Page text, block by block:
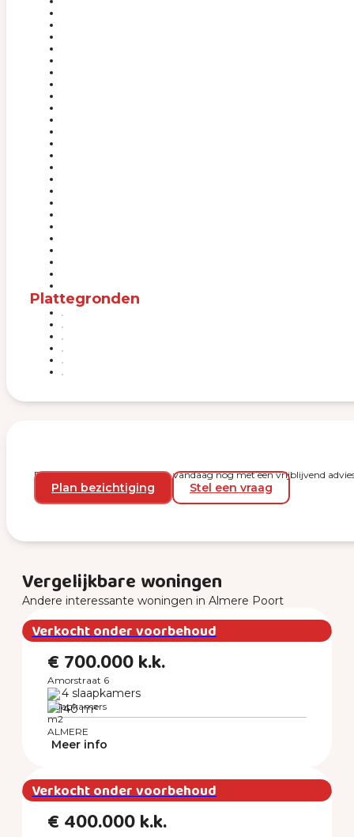
Plattegronden
Plan een bezichtiging en start vandaag nog met een vrijblijvend
Plan bezichtiging Stel een vraag
Vergelijkbare woningen
Andere interessante woningen in Almere Poort
Verkocht onder voorbehoud
€ 700.000 k.k.
Amorstraat 6
4 slaapkamers
140 m²
ALMERE
Meer info
Verkocht onder voorbehoud
€ 400.000 k.k.